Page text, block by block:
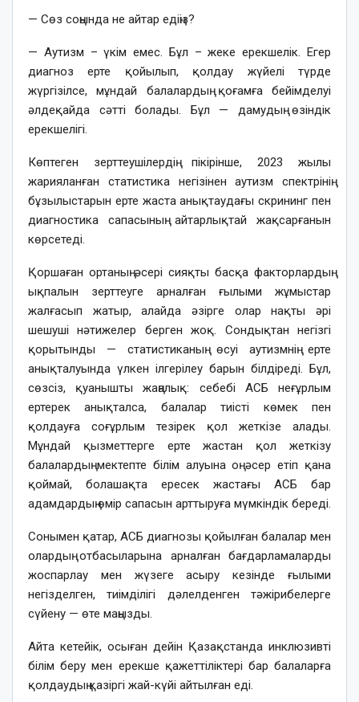
— Сөз соңында не айтар едіңіз?
— Аутизм – үкім емес. Бұл – жеке ерекшелік. Егер
диагноз ерте қойылып, қолдау жүйелі түрде
жүргізілсе, мұндай балалардың қоғамға бейімделуі
әлдеқайда сәтті болады. Бұл — дамудың өзіндік
ерекшелігі.
Көптеген зерттеушілердің пікірінше, 2023 жылы
жарияланған статистика негізінен аутизм спектрінің
бұзылыстарын ерте жаста анықтаудағы скрининг пен
диагностика сапасының айтарлықтай жақсарғанын
көрсетеді.
Қоршаған ортаның әсері сияқты басқа факторлардың
ықпалын зерттеуге арналған ғылыми жұмыстар
жалғасып жатыр, алайда әзірге олар нақты әрі
шешуші нәтижелер берген жоқ. Сондықтан негізгі
қорытынды — статистиканың өсуі аутизмнің ерте
анықталуында үлкен ілгерілеу барын білдіреді. Бұл,
сөзсіз, қуанышты жаңалық: себебі АСБ неғұрлым
ертерек анықталса, балалар тиісті көмек пен
қолдауға соғұрлым тезірек қол жеткізе алады.
Мұндай қызметтерге ерте жастан қол жеткізу
балалардың мектепте білім алуына оң әсер етіп қана
қоймай, болашақта ересек жастағы АСБ бар
адамдардың өмір сапасын арттыруға мүмкіндік береді.
Сонымен қатар, АСБ диагнозы қойылған балалар мен
олардың отбасыларына арналған бағдарламаларды
жоспарлау мен жүзеге асыру кезінде ғылыми
негізделген, тиімділігі дәлелденген тәжірибелерге
сүйену — өте маңызды.
Айта кетейік, осыған дейін Қазақстанда инклюзивті
білім беру мен ерекше қажеттіліктері бар балаларға
қолдаудың қазіргі жай-күйі айтылған еді.